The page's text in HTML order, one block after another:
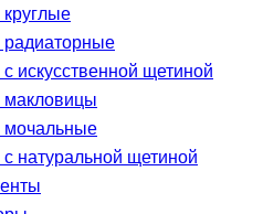
радиаторные
искусственной щетиной
макловицы
мочальные
с натуральной щетиной